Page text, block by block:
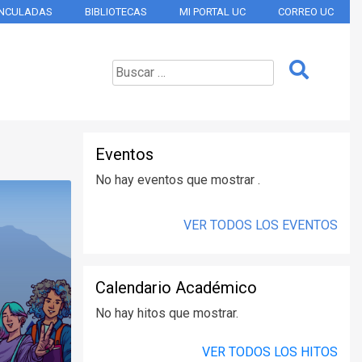
BIBLIOTECAS MI PORTAL UC CORREO UC
Eventos
No hay eventos que mostrar .
VER TODOS LOS EVENTOS
Calendario Académico
No hay hitos que mostrar.
VER TODOS LOS HITOS